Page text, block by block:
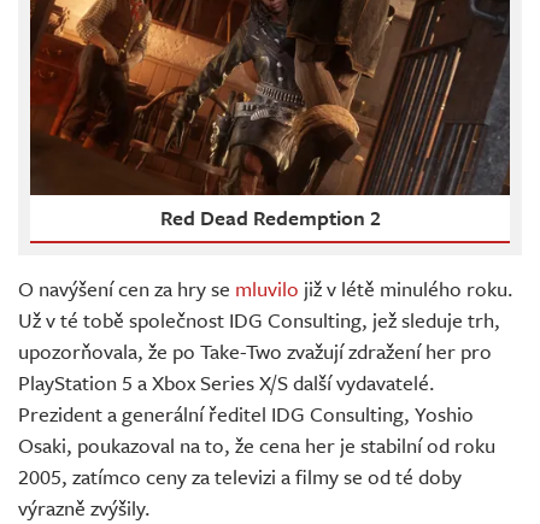
Red Dead Redemption 2
O navýšení cen za hry se mluvilo již v létě minulého roku.
Už v té tobě společnost IDG Consulting, jež sleduje trh,
upozorňovala, že po Take-Two zvažují zdražení her pro
PlayStation 5 a Xbox Series X/S další vydavatelé.
Prezident a generální ředitel IDG Consulting, Yoshio
Osaki, poukazoval na to, že cena her je stabilní od roku
2005, zatímco ceny za televizi a filmy se od té doby
výrazně zvýšily.